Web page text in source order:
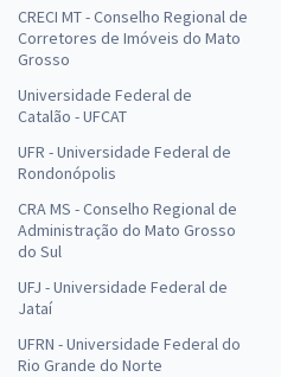
CRECI MT - Conselho Regional de
Corretores de Imóveis do Mato
Grosso
Universidade Federal de
Catalão - UFCAT
UFR - Universidade Federal de
Rondonópolis
CRA MS - Conselho Regional de
Administração do Mato Grosso
do Sul
UFJ - Universidade Federal de
Jataí
UFRN - Universidade Federal do
Rio Grande do Norte